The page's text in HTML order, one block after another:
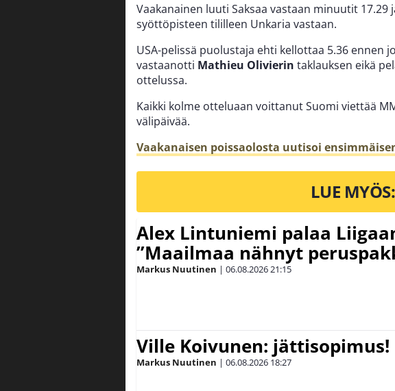
Vaakanainen luuti Saksaa vastaan minuutit 17.29
syöttöpisteen tililleen Unkaria vastaan.
USA-pelissä puolustaja ehti kellottaa 5.36 ennen
vastaanotti Mathieu Olivierin taklauksen eikä
ottelussa.
Kaikki kolme otteluaan voittanut Suomi viettää
välipäivää.
Vaakanaisen poissaolosta uutisoi
LUE MYÖS:
Alex Lintuniemi palaa
”Maailmaa nähnyt
Markus Nuutinen | 06.08.202621:15
Ville Koivunen: jättisopimus!
Markus Nuutinen | 06.08.2026 18:27